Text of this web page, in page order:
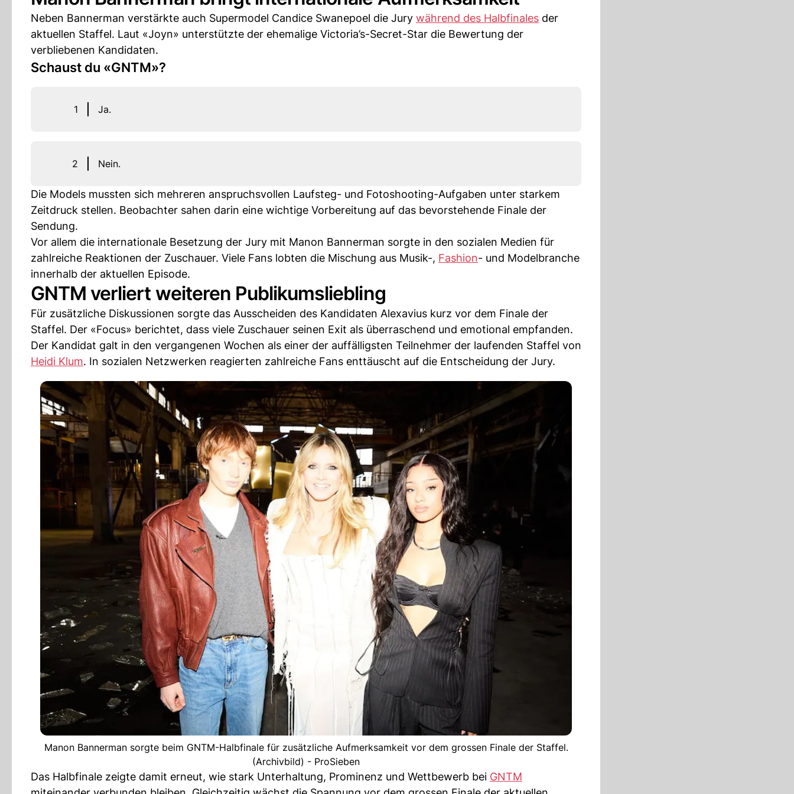
Neben Bannerman verstärkte auch Supermodel Candice Swanepoel die Jury während des Halbfinales der
aktuellen Staffel. Laut «Joyn» unterstützte der ehemalige Victoria’s-Secret-Star die Bewertung der
verbliebenen Kandidaten.
Schaust du «GNTM»?
1 Ja.
2 Nein.
Die Models mussten sich mehreren anspruchsvollen Laufsteg- und Fotoshooting-Aufgaben unter starkem
Zeitdruck stellen. Beobachter sahen darin eine wichtige Vorbereitung auf das bevorstehende Finale der
Sendung.
Vor allem die internationale Besetzung der Jury mit Manon Bannerman sorgte in den sozialen Medien für
zahlreiche Reaktionen der Zuschauer. Viele Fans lobten die Mischung aus Musik-, Fashion- und Modelbranche
innerhalb der aktuellen Episode.
GNTM verliert weiteren Publikumsliebling
Für zusätzliche Diskussionen sorgte das Ausscheiden des Kandidaten Alexavius kurz vor dem Finale der
Staffel. Der «Focus» berichtet, dass viele Zuschauer seinen Exit als überraschend und emotional empfanden.
Der Kandidat galt in den vergangenen Wochen als einer der auffälligsten Teilnehmer der laufenden Staffel von
Heidi Klum. In sozialen Netzwerken reagierten zahlreiche Fans enttäuscht auf die Entscheidung der Jury.
Manon Bannerman sorgte beim GNTM-Halbfinale für zusätzliche Aufmerksamkeit vor dem grossen Finale der Staffel.
(Archivbild) - ProSieben
Das Halbfinale zeigte damit erneut, wie stark Unterhaltung, Prominenz und Wettbewerb bei GNTM